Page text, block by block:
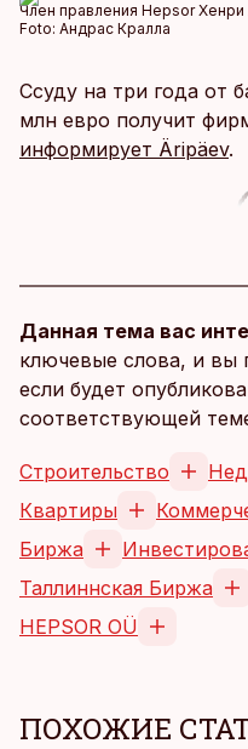
Член правления Hepsor
Foto: Андрас Кралла
Ссуду на три года от
млн евро получит
информирует Äripäev.
Данная тема вас
ключевые слова, и вы
если будет
соответствующей
Строительство
Квартиры
Биржа
Таллиннская Биржа
HEPSOR OÜ
ПОХОЖИЕ